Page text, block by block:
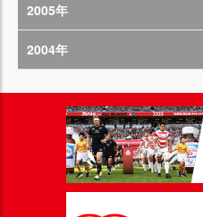
2005年
2004年